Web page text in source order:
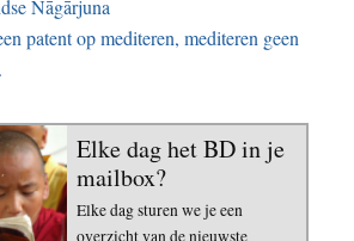
Nāgārjuna
patent op mediteren, mediteren geen
Elke dag het BD in je
mailbox?
Elke dag sturen we je een
overzicht van de nieuwste